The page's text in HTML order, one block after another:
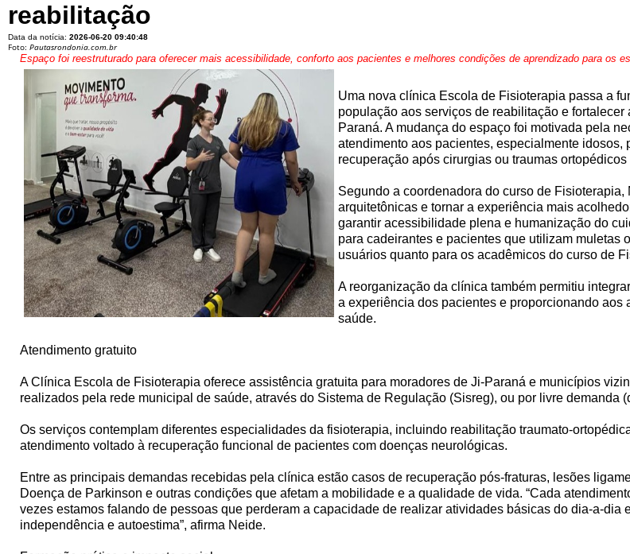
reabilitação
Data da notícia: 2026-06-20 09:40:48
Foto: Pautasrondonia.com.br
Espaço foi reestruturado para oferecer mais acessibilidade, conforto aos pacientes e melhores condições de aprendizado para os
Uma nova clínica Escola de Fisioterapia passa a
população aos serviços de reabilitação e
Paraná. A mudança do espaço foi motivada pela
atendimento aos pacientes, especialmente
recuperação após cirurgias ou traumas
Segundo a coordenadora do curso de
arquitetônicas e tornar a experiência mais
garantir acessibilidade plena e humanização do
para cadeirantes e pacientes que utilizam muletas
usuários quanto para os acadêmicos do curso de
A reorganização da clínica também permitiu
a experiência dos pacientes e proporcionando
saúde.
Atendimento gratuito
A Clínica Escola de Fisioterapia oferece assistência gratuita para moradores de Ji-Paraná e municípios
realizados pela rede municipal de saúde, através do Sistema de Regulação (Sisreg), ou por livre
Os serviços contemplam diferentes especialidades da fisioterapia, incluindo reabilitação traumato-
atendimento voltado à recuperação funcional de pacientes com doenças neurológicas.
Entre as principais demandas recebidas pela clínica estão casos de recuperação pós-fraturas, lesões
Doença de Parkinson e outras condições que afetam a mobilidade e a qualidade de vida. “Cada
vezes estamos falando de pessoas que perderam a capacidade de realizar atividades básicas do dia-a-
independência e autoestima”, afirma Neide.